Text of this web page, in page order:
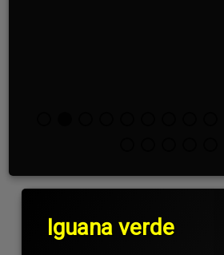
Iguana verde